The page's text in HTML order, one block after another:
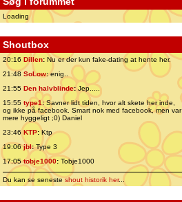
Loading
Shoutbox
20:16 Dillen: Nu er der kun fake-dating at hente her.
21:48 SoLow:enig..
21:55 Den halvblinde:Jep.....
15:55 type1:Savner lidt tiden, hvor alt skete her inde,
og ikke på facebook. Smart nok med facebook, men var
mere hyggeligt ;0) Daniel
23:46 KTP:Ktp
19:06jbl:Type 3
17:05tobje1000: Tobje1000
Du kan se senesteshout historik her...